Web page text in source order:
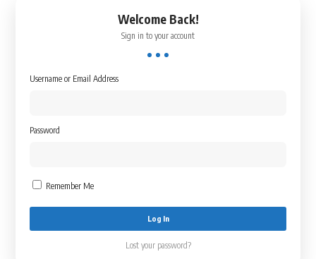
Welcome Back!
Sign in to your account
Username or Email Address
Password
Remember Me
Lost your password?